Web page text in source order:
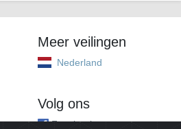
Meer veilingen
Nederland
Volg ons
Facebook